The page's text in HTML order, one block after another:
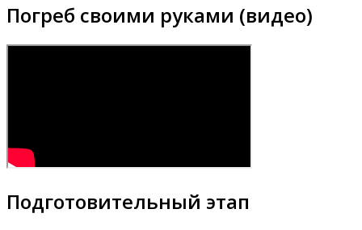
Погреб своими руками (видео)
Подготовительный этап